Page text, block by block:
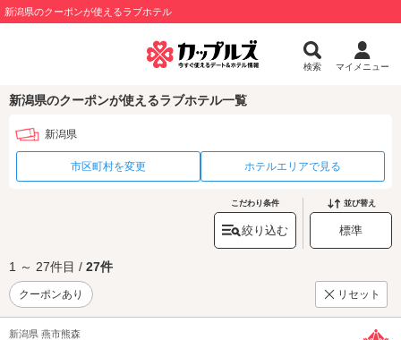
新潟県のクーポンが使えるラブホテル
検索 マイメニュー
新潟県のクーポンが使えるラブホテル一覧
新潟県
市区町村を変更 ホテルエリアで見る
こだわり条件
絞り込む
並び替え
標準
1 ～ 27件目 / 27件
クーポンあり リセット
新潟県 燕市熊森